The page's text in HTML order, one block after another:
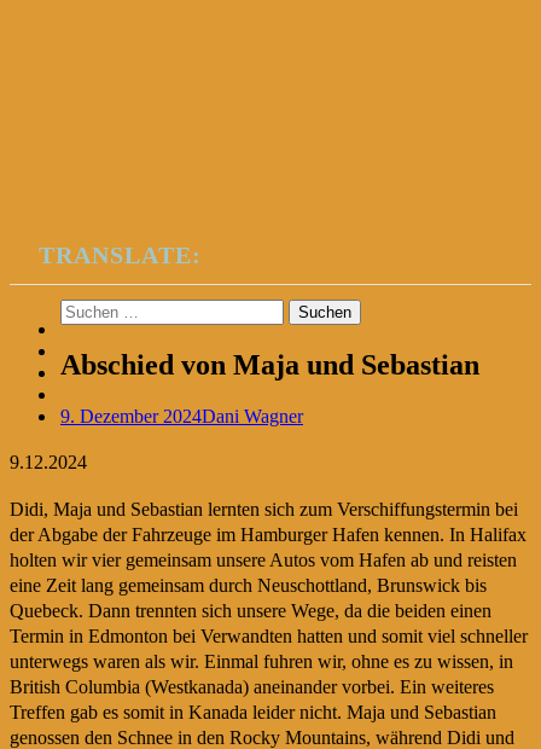
TRANSLATE:
Suchen
nach:
Abschied von Maja und Sebastian
9. Dezember 2024Dani Wagner
9.12.2024
Didi, Maja und Sebastian lernten sich zum Verschiffungstermin bei
der Abgabe der Fahrzeuge im Hamburger Hafen kennen. In Halifax
holten wir vier gemeinsam unsere Autos vom Hafen ab und reisten
eine Zeit lang gemeinsam durch Neuschottland, Brunswick bis
Quebeck. Dann trennten sich unsere Wege, da die beiden einen
Termin in Edmonton bei Verwandten hatten und somit viel schneller
unterwegs waren als wir. Einmal fuhren wir, ohne es zu wissen, in
British Columbia (Westkanada) aneinander vorbei. Ein weiteres
Treffen gab es somit in Kanada leider nicht. Maja und Sebastian
genossen den Schnee in den Rocky Mountains, während Didi und